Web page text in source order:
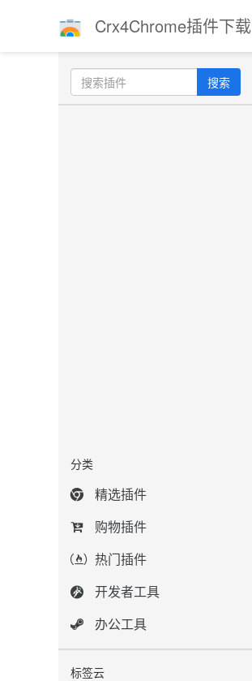
Crx4Chrome插件下载
搜索
分类
精选插件
购物插件
热门插件
开发者工具
办公工具
标签云